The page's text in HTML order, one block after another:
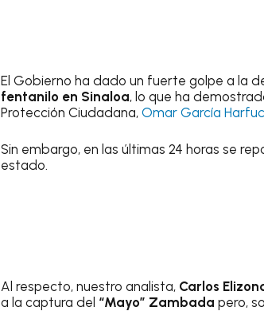
El Gobierno ha dado un fuerte golpe a la
fentanilo en Sinaloa, lo que ha
Protección Ciudadana, Omar García
Sin embargo, en las últimas 24 horas se
estado.
Al respecto, nuestro analista, Carlos
a la captura del “Mayo” Zambada pero,